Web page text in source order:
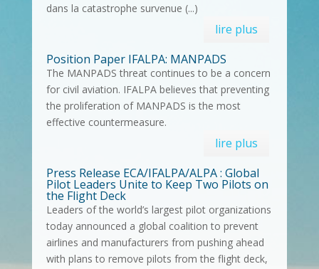
dans la catastrophe survenue (...)
lire plus
Position Paper IFALPA: MANPADS
The MANPADS threat continues to be a concern
for civil aviation. IFALPA believes that preventing
the proliferation of MANPADS is the most
effective countermeasure.
lire plus
Press Release ECA/IFALPA/ALPA : Global
Pilot Leaders Unite to Keep Two Pilots on
the Flight Deck
Leaders of the world’s largest pilot organizations
today announced a global coalition to prevent
airlines and manufacturers from pushing ahead
with plans to remove pilots from the flight deck,